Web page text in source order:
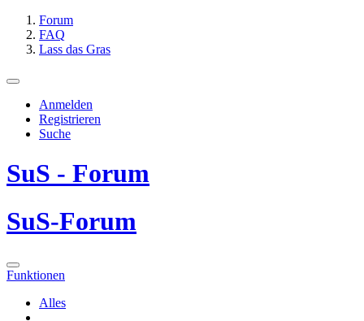
Forum
FAQ
Lass das Gras
Anmelden
Registrieren
Suche
SuS - Forum
SuS-Forum
Funktionen
Alles